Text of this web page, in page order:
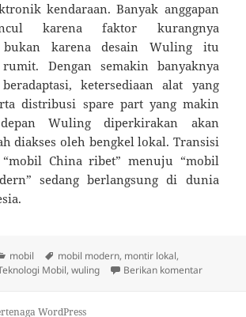
kendaraan. Banyak anggapan
karena faktor kurangnya
bukan karena desain Wuling itu
Dengan semakin banyaknya
ketersediaan alat yang
distribusi spare part yang makin
Wuling diperkirakan akan
diakses oleh bengkel lokal. Transisi
China ribet” menuju “mobil
sedang berlangsung di dunia
Kategori
mobil Tag
mobil modern, montir lokal,
Mobil,wuling Berikan komentaruntuk
WordPress